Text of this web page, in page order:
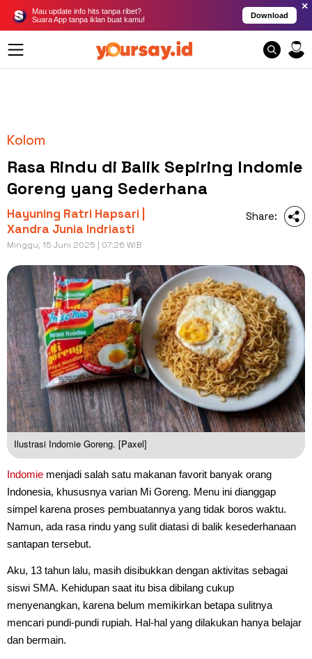
Mau update info hits tanpa ribet?
Suara App tanpa iklan buat kamu!
Download
×
Kolom
Rasa Rindu di Balik Sepiring Indomie
Goreng yang Sederhana
Hayuning Ratri Hapsari |
Xandra Junia Indriasti
Minggu, 15 Juni 2025 | 07:26 WIB
Share:
Ilustrasi Indomie Goreng. [Paxel]
Indomie menjadi salah satu makanan favorit banyak orang
Indonesia, khususnya varian Mi Goreng. Menu ini dianggap
simpel karena proses pembuatannya yang tidak boros waktu.
Namun, ada rasa rindu yang sulit diatasi di balik kesederhanaan
santapan tersebut.
Aku, 13 tahun lalu, masih disibukkan dengan aktivitas sebagai
siswi SMA. Kehidupan saat itu bisa dibilang cukup
menyenangkan, karena belum memikirkan betapa sulitnya
mencari pundi-pundi rupiah. Hal-hal yang dilakukan hanya belajar
dan bermain.